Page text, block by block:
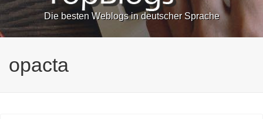
Die besten Weblogs in deutscher Sprache
opacta